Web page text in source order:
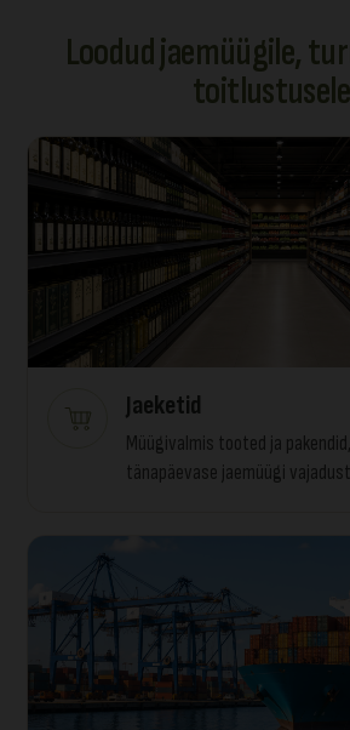
Loodud jaemüügile,
toitlustusele
Jaeketid
Müügivalmis tooted ja
tänapäevase jaemüügi